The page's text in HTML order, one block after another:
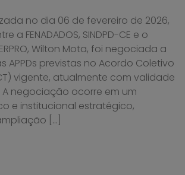
no dia 06 de fevereiro de 2026,
a FENADADOS, SINDPD-CE e o
Wilton Mota, foi negociada a
APPDs previstas no Acordo Coletivo
vigente, atualmente com validade
negociação ocorre em um
e institucional estratégico,
[…]